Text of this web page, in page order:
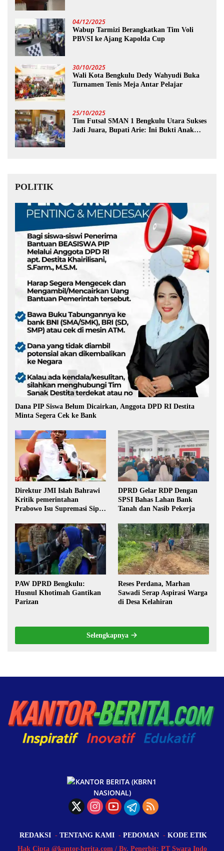
04/12/2025
Wabup Tarmizi Berangkatkan Tim Voli
PBVSI ke Ajang Kapolda Cup
30/10/2025
Wali Kota Bengkulu Dedy Wahyudi Buka
Turnamen Tenis Meja Antar Pelajar
25/10/2025
Tim Futsal SMAN 1 Bengkulu Utara Sukses
Jadi Juara, Bupati Arie: Ini Bukti Anak
POLITIK
Dana PIP Siswa Belum Dicairkan, Anggota DPD RI Destita
Minta Segera Cek ke Bank
Direktur JMI Islah Bahrawi
Kritik pemerintahan
Prabowo Isu Supremasi Sipil,
Pilkada oleh DPRD
DPRD Gelar RDP Dengan
SPSI Bahas Lahan Bank
Tanah dan Nasib Pekerja
PAW DPRD Bengkulu:
Husnul Khotimah Gantikan
Parizan
Reses Perdana, Marhan
Sawadi Serap Aspirasi Warga
di Desa Kelahiran
Selengkapnya
REDAKSI TENTANG KAMI PEDOMAN
KODE ETIK
Hak Cipta @kantor-berita.com / By. Penerbit: PT Swara Indo